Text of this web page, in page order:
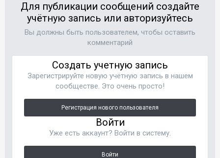
Для публикации сообщений создайте
учётную запись или авторизуйтесь
Вы должны быть пользователем, чтобы оставить
комментарий
Создать учетную запись
Зарегистрируйте новую учётную запись в нашем
сообществе. Это очень просто!
Регистрация нового пользователя
Войти
Уже есть аккаунт? Войти в систему.
Войти